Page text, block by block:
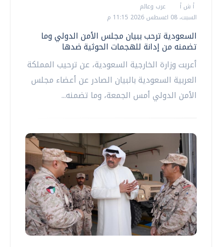
أ ش أ
عرب وعالم
السبت، 08 اغسطس 2026 11:15 م
السعودية ترحب ببيان مجلس الأمن الدولي وما
تضمنه من إدانة للهجمات الحوثية ضدها
أعربت وزارة الخارجية السعودية، عن ترحيب المملكة
العربية السعودية بالبيان الصادر عن أعضاء مجلس
الأمن الدولي أمس الجمعة، وما تضمنه...